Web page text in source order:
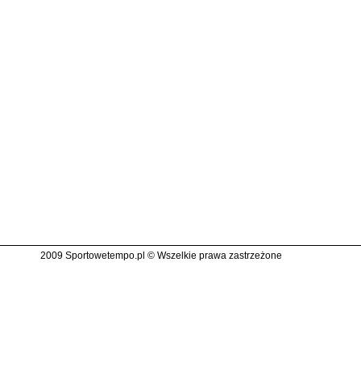
2009 Sportowetempo.pl © Wszelkie prawa zastrzeżone